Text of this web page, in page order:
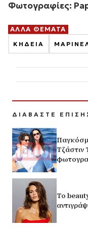
Φωτογραφίες:
ΑΛΛΑ ΘΕΜΑΤΑ
ΚΗΔΕΙΑ
ΔΙΑΒΑΣΤΕ
Τζάστιν
Το